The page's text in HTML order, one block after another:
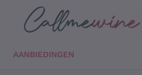
Ga direct naar de hoofdinhoud
AANBIEDINGEN